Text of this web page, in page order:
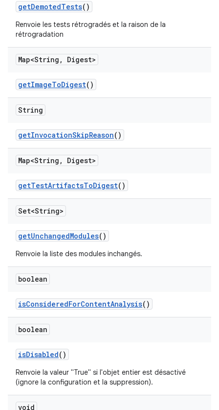
getDemotedTests()
Renvoie les tests rétrogradés et la raison de la
rétrogradation
Map<String , Digest>
getImageToDigest()
String
getInvocationSkipReason()
Map<String , Digest>
getTestArtifactsToDigest()
Set<String>
getUnchangedModules()
Renvoie la liste des modules inchangés.
boolean
isConsideredForContentAnalysis()
boolean
isDisabled()
Renvoie la valeur "True" si l'objet entier est désactivé
(ignore la configuration et la suppression).
void